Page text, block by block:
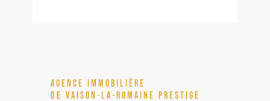
---Rez de chaussée---
Séjour Salon avec poêle à bois et accès
AGENCE IMMOBILIÈRE
DE VAISON-LA-ROMAINE PRESTIGE